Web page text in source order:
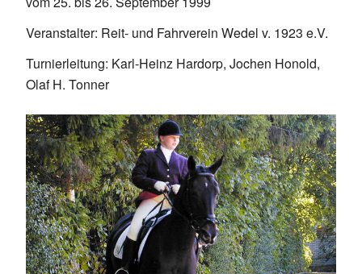
Veranstalter: Reit- und Fahrverein Wedel v. 1923 e.V.
Turnierleitung: Karl-Heinz Hardorp, Jochen Honold,
Olaf H. Tonner